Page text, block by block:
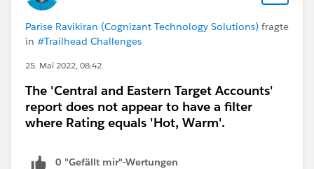
Parise Ravikiran (Cognizant Technology Solutions) fragte
in #Trailhead Challenges
25. Mai 2022, 08:42
The 'Central and Eastern Target Accounts'
report does not appear to have a filter
where Rating equals 'Hot, Warm'.
0 "Gefällt mir"-Wertungen